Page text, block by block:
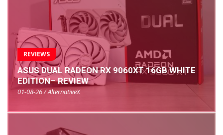
REVIEWS
ASUS DUAL RADEON RX 9060XT 16GB WHITE
EDITION– REVIEW
01-08-26 / AlternativeX